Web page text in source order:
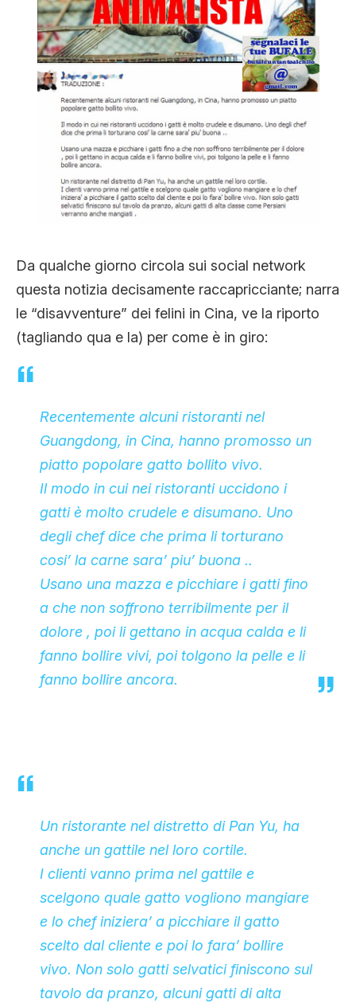
COMPLOTTI, LEGGENDE URBANE ED
EVERGREEN
EDITORIALI
TRUFFE E SOCIAL NETWORK
CONTATTI
CHI SIAMO
Da qualche giorno circola sui social network
questa notizia decisamente raccapricciante; narra
le “disavventure” dei felini in Cina, ve la riporto
(tagliando qua e la) per come è in giro:
Recentemente alcuni ristoranti nel
Guangdong, in Cina, hanno promosso un
piatto popolare gatto bollito vivo.
Il modo in cui nei ristoranti uccidono i
gatti è molto crudele e disumano. Uno
degli chef dice che prima li torturano
cosi’ la carne sara’ piu’ buona ..
Usano una mazza e picchiare i gatti fino
a che non soffrono terribilmente per il
dolore , poi li gettano in acqua calda e li
fanno bollire vivi, poi tolgono la pelle e li
fanno bollire ancora.
Un ristorante nel distretto di Pan Yu, ha
anche un gattile nel loro cortile.
I clienti vanno prima nel gattile e
scelgono quale gatto vogliono mangiare
e lo chef iniziera’ a picchiare il gatto
scelto dal cliente e poi lo fara’ bollire
vivo. Non solo gatti selvatici finiscono sul
tavolo da pranzo, alcuni gatti di alta